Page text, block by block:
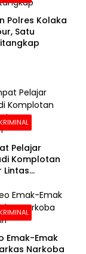
Polres Kolaka
Satu
Pelajar
Komplotan
Lintas
Emak-Emak
Narkoba